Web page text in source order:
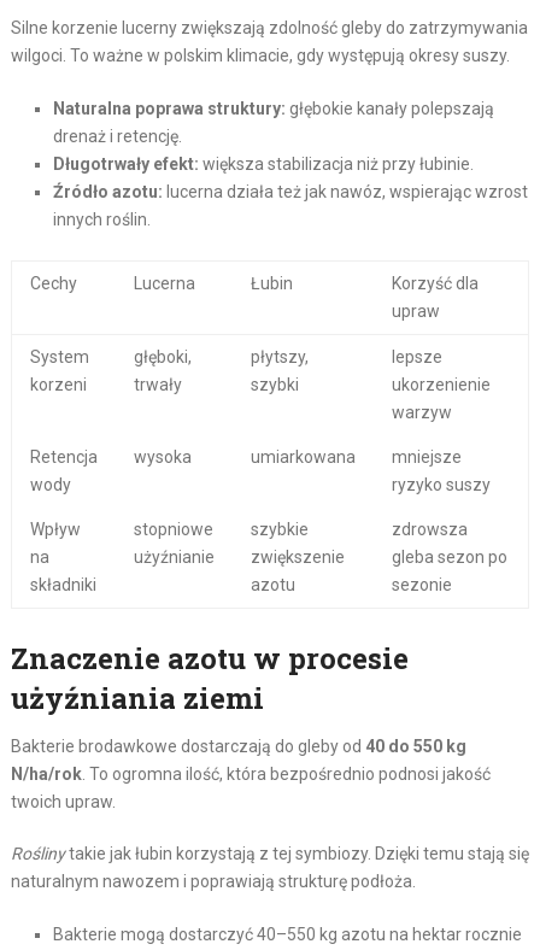
Silne korzenie lucerny zwiększają zdolność gleby do zatrzymywania
wilgoci. To ważne w polskim klimacie, gdy występują okresy suszy.
Naturalna poprawa struktury: głębokie kanały polepszają
drenaż i retencję.
Długotrwały efekt: większa stabilizacja niż przy łubinie.
Źródło azotu: lucerna działa też jak nawóz, wspierając wzrost
innych roślin.
Cechy Lucerna Łubin
Korzyść dla
upraw
System
korzeni
głęboki,
trwały
płytszy,
szybki
lepsze
ukorzenienie
warzyw
Retencja
wody
wysoka umiarkowana
mniejsze
ryzyko suszy
Wpływ
na
składniki
stopniowe
użyźnianie
szybkie
zwiększenie
azotu
zdrowsza
gleba sezon po
sezonie
Znaczenie azotu w procesie
użyźniania ziemi
Bakterie brodawkowe dostarczają do gleby od 40 do 550 kg
N/ha/rok. To ogromna ilość, która bezpośrednio podnosi jakość
twoich upraw.
Roślinytakie jak łubin korzystają z tej symbiozy. Dzięki temu stają się
naturalnym nawozem i poprawiają strukturę podłoża.
Bakterie mogą dostarczyć 40–550 kg azotu na hektar rocznie